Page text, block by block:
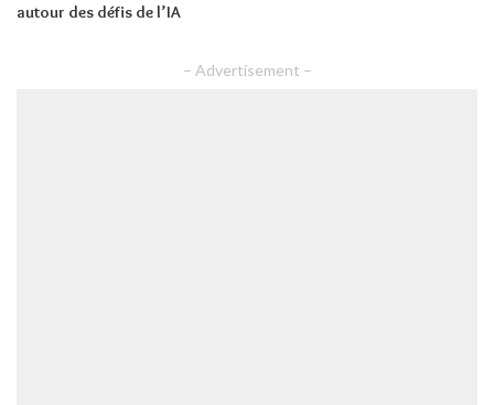
autour des défis de l’IA
– Advertisement –